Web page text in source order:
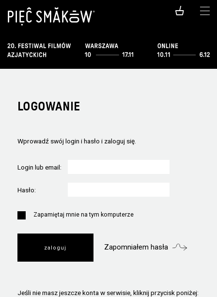
LOGOWANIE
Wprowadź swój login i hasło i zaloguj się.
Login lub email:
Hasło:
Zapamiętaj mnie na tym komputerze
Zapomniałem hasła
Jeśli nie masz jeszcze konta w serwisie, kliknij przycisk poniżej: